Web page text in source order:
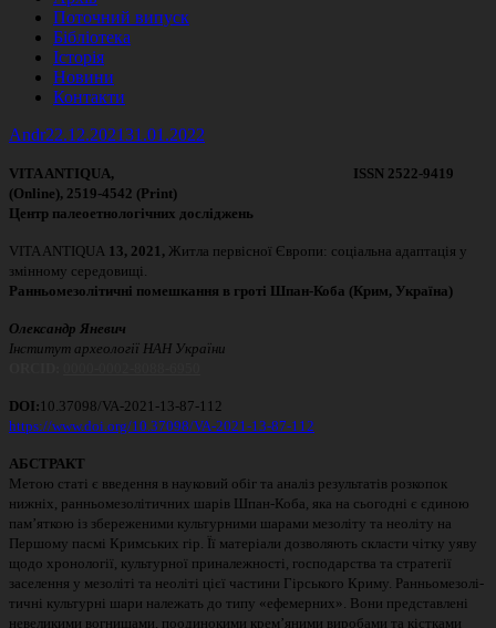
Поточний випуск
Бібліотека
Історія
Новини
Контакти
Автор
AndrОпубліковано
22.12.202131.01.2022
VITA ANTIQUA, ISSN 2522-9419
(Online), 2519-4542 (Print)
Центр палеоетнологічних досліджень
VITA ANTIQUA 13, 2021, Житла первісної Європи: соціальна адаптація у
змінному середовищі.
Ранньомезолітичні помешкання в гроті Шпан-Коба (Крим, Україна)
Олександр Яневич
Інститут археології НАН України
DOI: 10.37098/VA-2021-13-87-112
https://www.doi.org/10.37098/VA-2021-13-87-112
АБСТРАКТ
Метою статі є введення в науковий обіг та аналіз результатів розкопок
нижніх, ранньомезолітичних шарів Шпан-Коба, яка на сьогодні є єдиною
пам’яткою із збереженими культурними шарами мезоліту та неоліту на
Першому пасмі Кримських гір. Її матеріали дозволяють скласти чітку уяву
щодо хронології, культурної приналежності, господарства та стратегії
заселення у мезоліті та неоліті цієї частини Гірського Криму. Ранньомезолі-
тичні культурні шари належать до типу «ефемерних». Вони представлені
невеликими вогнищами, поодинокими крем’яними виробами та кістками